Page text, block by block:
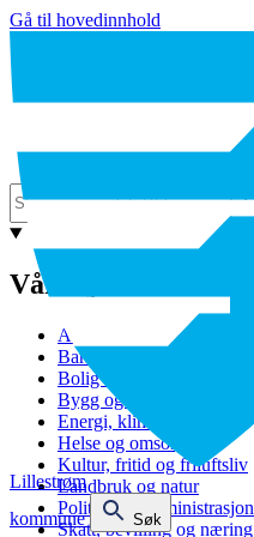
Gå til hovedinnhold
Lillestrøm
kommune
Søk
Våre tjenester
Avfall og gjenvinning
Barnehage
Bolig og sosiale tjenester
Bygg og eiendom
Energi, klima og miljø
Helse og omsorg
Kultur, fritid og friluftsliv
Landbruk og natur
Politikk og administrasjon
Skatt, bevilling og næring